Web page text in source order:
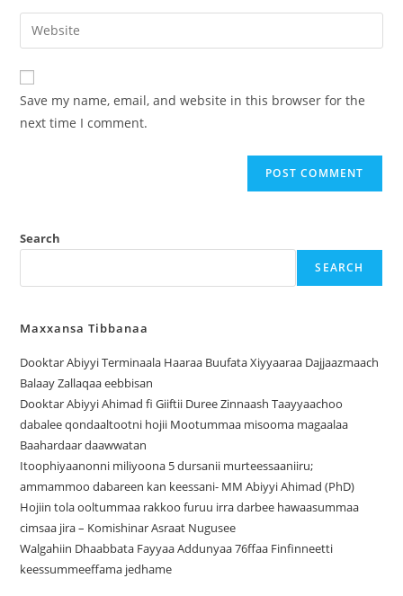
Save my name, email, and website in this browser for the
next time I comment.
Search
SEARCH
Maxxansa Tibbanaa
Dooktar Abiyyi Terminaala Haaraa Buufata Xiyyaaraa Dajjaazmaach
Balaay Zallaqaa eebbisan
Dooktar Abiyyi Ahimad fi Giiftii Duree Zinnaash Taayyaachoo
dabalee qondaaltootni hojii Mootummaa misooma magaalaa
Baahardaar daawwatan
Itoophiyaanonni miliyoona 5 dursanii murteessaaniiru;
ammammoo dabareen kan keessani- MM Abiyyi Ahimad (PhD)
Hojiin tola ooltummaa rakkoo furuu irra darbee hawaasummaa
cimsaa jira – Komishinar Asraat Nugusee
Walgahiin Dhaabbata Fayyaa Addunyaa 76ffaa Finfinneetti
keessummeeffama jedhame